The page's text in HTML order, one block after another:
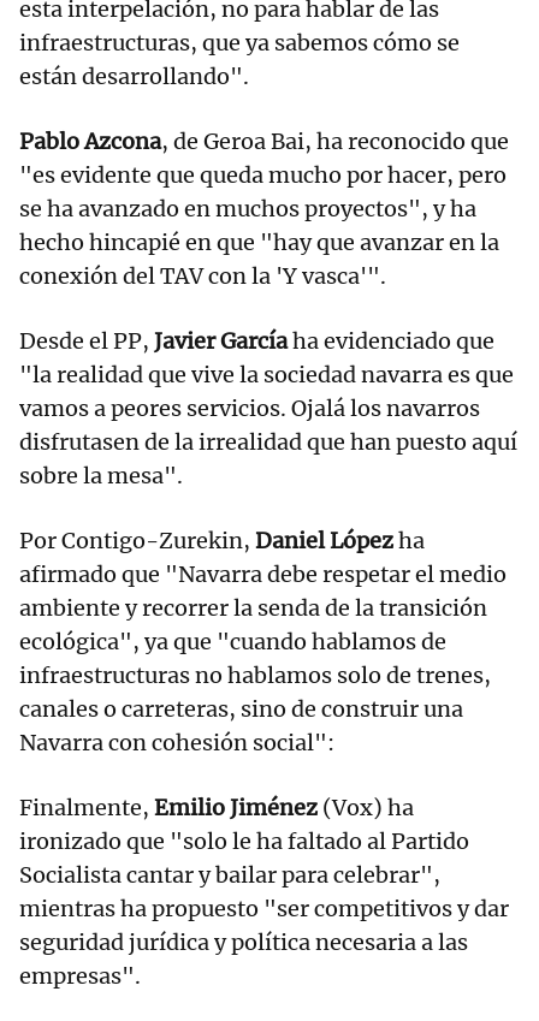
esta interpelación, no para hablar de las
infraestructuras, que ya sabemos cómo se
están desarrollando".
Pablo Azcona, de Geroa Bai, ha reconocido que
"es evidente que queda mucho por hacer, pero
se ha avanzado en muchos proyectos", y ha
hecho hincapié en que "hay que avanzar en la
conexión del TAV con la 'Y vasca'".
Desde el PP, Javier Garcíaha evidenciado que
"la realidad que vive la sociedad navarra es que
vamos a peores servicios. Ojalá los navarros
disfrutasen de la irrealidad que han puesto aquí
sobre la mesa".
Por Contigo-Zurekin, Daniel Lópezha
afirmado que "Navarra debe respetar el medio
ambiente y recorrer la senda de la transición
ecológica", ya que "cuando hablamos de
infraestructuras no hablamos solo de trenes,
canales o carreteras, sino de construir una
Navarra con cohesión social":
Finalmente, Emilio Jiménez (Vox) ha
ironizado que "solo le ha faltado al Partido
Socialista cantar y bailar para celebrar",
mientras ha propuesto "ser competitivos y dar
seguridad jurídica y política necesaria a las
empresas".